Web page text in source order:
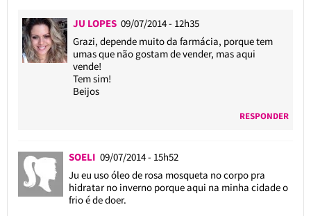
JU LOPES 09/07/2014 - 12h35
Grazi, depende muito da farmácia, porque tem
umas que não gostam de vender, mas aqui
vende!
Tem sim!
Beijos
RESPONDER
SOELI 09/07/2014 - 15h52
Ju eu uso óleo de rosa mosqueta no corpo pra
hidratar no inverno porque aqui na minha cidade o
frio é de doer.